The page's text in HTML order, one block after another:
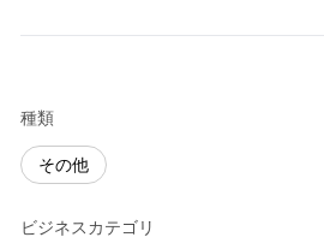
種類
その他
ビジネスカテゴリ